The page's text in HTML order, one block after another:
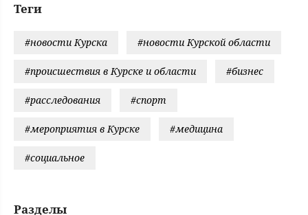
Теги
#новости Курска #новости Курской области
#происшествия в Курске и области #бизнес
#расследования #спорт
#мероприятия в Курске #медицина
#социальное
Разделы